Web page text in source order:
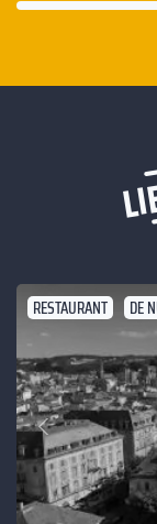
RESTAURANT DE
Précédent